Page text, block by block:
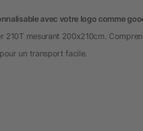
avec votre logo comme
210T mesurant 200x210cm.
un transport facile.